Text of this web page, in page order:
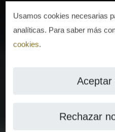
Usamos cookies necesarias
analíticas. Para saber más
cookies.
Aceptar
Rechazar